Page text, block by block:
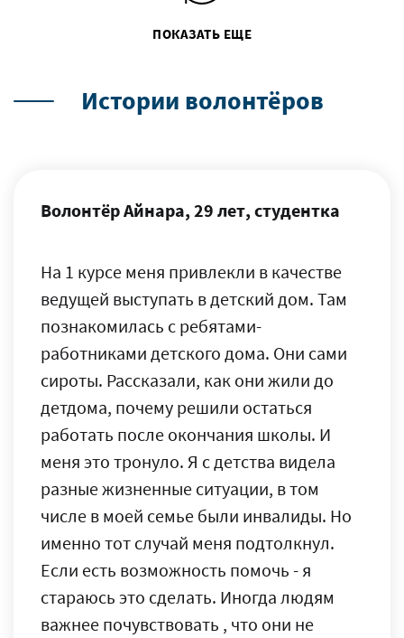
ПОКАЗАТЬ ЕЩЕ
Истории волонтёров
Волонтёр Айнара, 29 лет, студентка
На 1 курсе меня привлекли в качестве
ведущей выступать в детский дом. Там
познакомилась с ребятами-
работниками детского дома. Они сами
сироты. Рассказали, как они жили до
детдома, почему решили остаться
работать после окончания школы. И
меня это тронуло. Я с детства видела
разные жизненные ситуации, в том
числе в моей семье были инвалиды. Но
именно тот случай меня подтолкнул.
Если есть возможность помочь - я
стараюсь это сделать. Иногда людям
важнее почувствовать , что они не